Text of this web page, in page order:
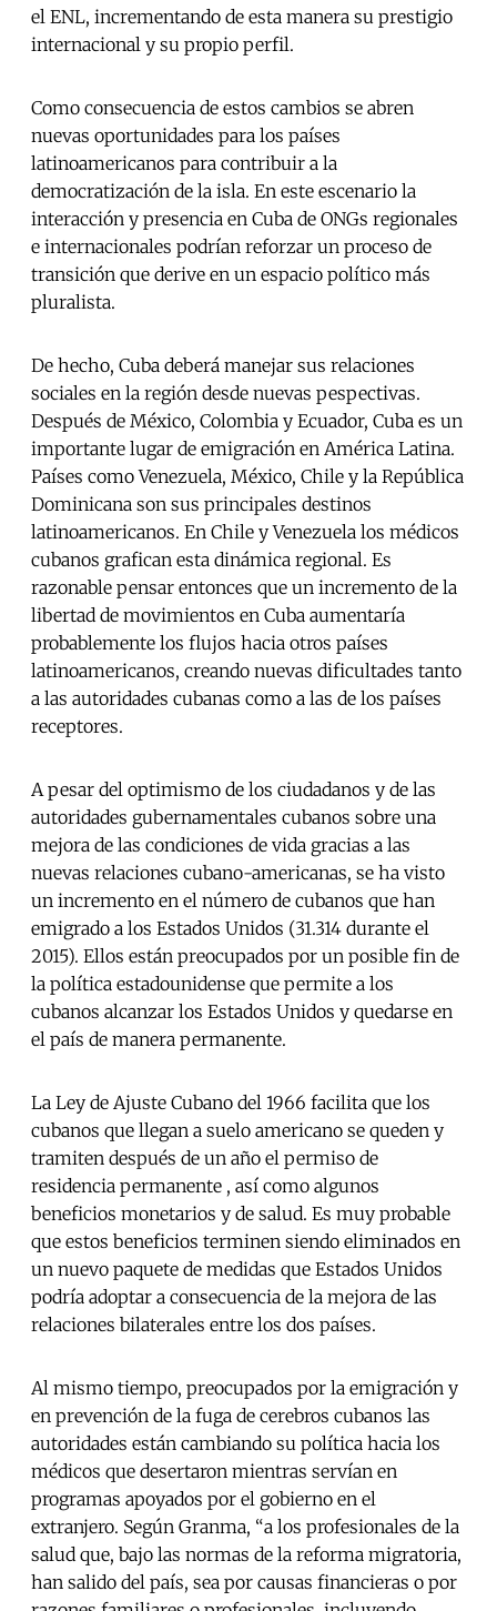
el ENL, incrementando de esta manera su prestigio
internacional y su propio perfil.
Como consecuencia de estos cambios se abren
nuevas oportunidades para los países
latinoamericanos para contribuir a la
democratización de la isla. En este escenario la
interacción y presencia en Cuba de ONGs regionales
e internacionales podrían reforzar un proceso de
transición que derive en un espacio político más
pluralista.
De hecho, Cuba deberá manejar sus relaciones
sociales en la región desde nuevas pespectivas.
Después de México, Colombia y Ecuador, Cuba es un
importante lugar de emigración en América Latina.
Países como Venezuela, México, Chile y la República
Dominicana son sus principales destinos
latinoamericanos. En Chile y Venezuela los médicos
cubanos grafican esta dinámica regional. Es
razonable pensar entonces que un incremento de la
libertad de movimientos en Cuba aumentaría
probablemente los flujos hacia otros países
latinoamericanos, creando nuevas dificultades tanto
a las autoridades cubanas como a las de los países
receptores.
A pesar del optimismo de los ciudadanos y de las
autoridades gubernamentales cubanos sobre una
mejora de las condiciones de vida gracias a las
nuevas relaciones cubano-americanas, se ha visto
un incremento en el número de cubanos que han
emigrado a los Estados Unidos (31.314 durante el
2015). Ellos están preocupados por un posible fin de
la política estadounidense que permite a los
cubanos alcanzar los Estados Unidos y quedarse en
el país de manera permanente.
La Ley de Ajuste Cubano del 1966 facilita que los
cubanos que llegan a suelo americano se queden y
tramiten después de un año el permiso de
residencia permanente , así como algunos
beneficios monetarios y de salud. Es muy probable
que estos beneficios terminen siendo eliminados en
un nuevo paquete de medidas que Estados Unidos
podría adoptar a consecuencia de la mejora de las
relaciones bilaterales entre los dos países.
Al mismo tiempo, preocupados por la emigración y
en prevención de la fuga de cerebros cubanos las
autoridades están cambiando su política hacia los
médicos que desertaron mientras servían en
programas apoyados por el gobierno en el
extranjero. Según Granma, “a los profesionales de la
salud que, bajo las normas de la reforma migratoria,
han salido del país, sea por causas financieras o por